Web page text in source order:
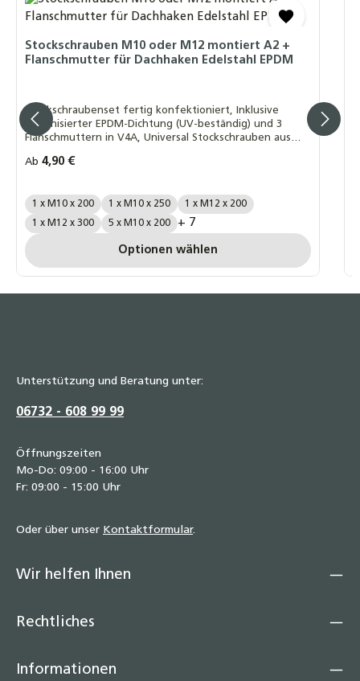
36,90 €
Stockschrauben M10 oder M12 montiert A2 +
Flanschmutter für Dachhaken Edelstahl EPDM
Stockschraubenset fertig konfektioniert, Inklusive
vulkanisierter EPDM-Dichtung (UV-beständig) und 3
Flanschmuttern in V4A, Universal Stockschrauben aus
Photovoltaikanlagen,
Regulärer Preis:
Ab 4,90 €
Menge / Größe:
1 x M10 x 200 1 x M10 x 250
1 x M12 x 200
1 x M12 x 300
5 x M10 x 200 + 7
Optionen wählen
Unterstützung und Beratung unter:
06732 - 608 99 99
Öffnungszeiten
Mo-Do: 09:00 - 16:00 Uhr
Fr: 09:00 - 15:00 Uhr
Oder über unser Kontaktformular.
Wir helfen Ihnen
Rechtliches
Informationen